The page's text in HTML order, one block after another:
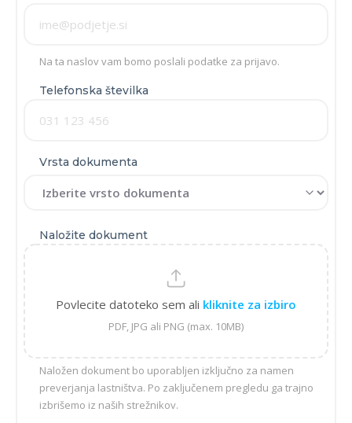
Na ta naslov vam bomo poslali podatke za prijavo.
Telefonska številka
Vrsta dokumenta
Naložite dokument
Povlecite datoteko sem ali kliknite za izbiro
PDF, JPG ali PNG (max. 10MB)
Naložen dokument bo uporabljen izključno za namen
preverjanja lastništva. Po zaključenem pregledu ga trajno
izbrišemo iz naših strežnikov.